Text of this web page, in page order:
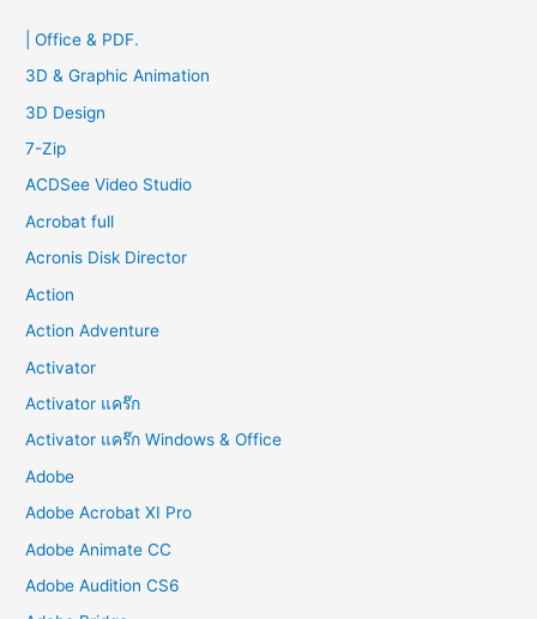
f
o
| Office & PDF.
3D & Graphic Animation
3D Design
7-Zip
ACDSee Video Studio
Acrobat full
Acronis Disk Director
Action
Action Adventure
Activator
Activator แคร๊ก
Activator แคร๊ก Windows & Office
Adobe
Adobe Acrobat XI Pro
Adobe Animate CC
Adobe Audition CS6